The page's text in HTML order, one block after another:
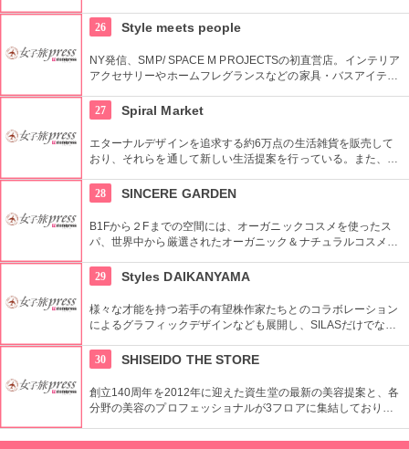
を感じてみよう！
26 Style meets people
NY発信、SMP/ SPACE M PROJECTSの初直営店。インテリア
アクセサリーやホームフレグランスなどの家具・バスアイテム
デザインはデザイナーやアーティストに頼むことによって洗練
されたものとなっている。
27 Spiral Market
エターナルデザインを追求する約6万点の生活雑貨を販売して
おり、それらを通して新しい生活提案を行っている。また、買
利用もおすすめ。
28 SINCERE GARDEN
B1Fから２Fまでの空間には、オーガニックコスメを使ったス
パ、世界中から厳選されたオーガニック＆ナチュラルコスメを
り、心も体もリフレッシュできます。
29 Styles DAIKANYAMA
様々な才能を持つ若手の有望株作家たちとのコラボレーション
によるグラフィックデザインなども展開し、SILASだけでな
30
SHISEIDO THE STORE
創立140周年を2012年に迎えた資生堂の最新の美容提案と、各
分野の美容のプロフェッショナルが3フロアに集結しており、
ベントなどのイベントをしているのでチェックしよう。